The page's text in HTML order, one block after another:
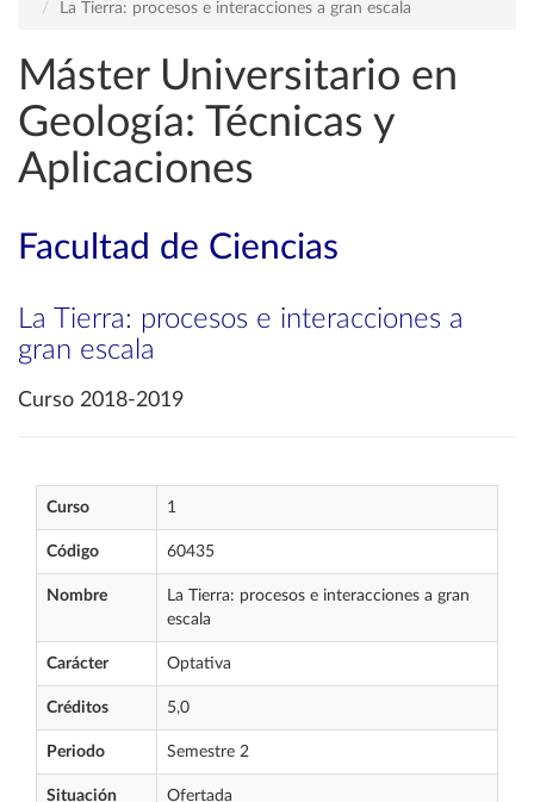
La Tierra: procesos e interacciones a gran escala
Máster Universitario en
Geología: Técnicas y
Aplicaciones
Facultad de Ciencias
La Tierra: procesos e interacciones a
gran escala
Curso 2018-2019
Curso 1
Código 60435
Nombre
La Tierra: procesos e interacciones a gran
escala
Carácter Optativa
Créditos 5,0
Periodo Semestre 2
Situación Ofertada